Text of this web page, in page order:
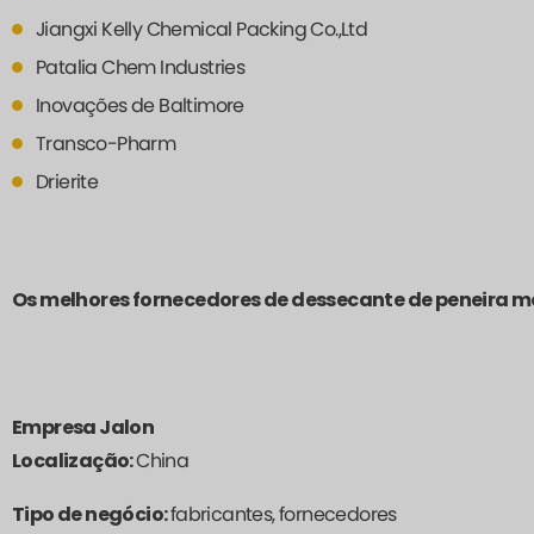
Jiangxi Kelly Chemical Packing Co.,Ltd
Patalia Chem Industries
Inovações de Baltimore
Transco-Pharm
Drierite
Os melhores fornecedores de dessecante de peneira
Empresa Jalon
Localização:China
Tipo de negócio:fabricantes, fornecedores